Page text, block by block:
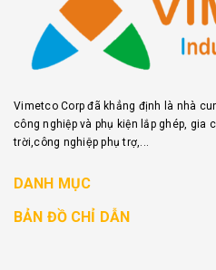
Vimetco Corp đã khẳng định là nhà
công nghiệp và phụ kiện lắp ghép, gia
trời,công nghiệp phụ trợ,...
DANH MỤC
BẢN ĐỒ CHỈ DẪN